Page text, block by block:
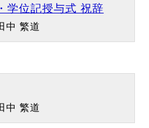
学位記授与式 祝辞
中 繁道
中 繁道